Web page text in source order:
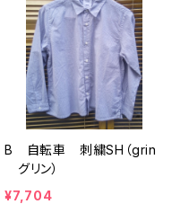
B 自転車 刺繍SH（grin
グリン）
¥7,704